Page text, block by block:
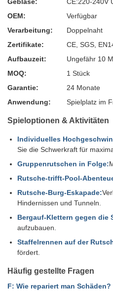
OEM:
Verfügbar
Verarbeitung:
Doppelnaht
Zertifikate:
CE, SGS,
Aufbauzeit:
Ungefähr 10
MOQ:
1 Stück
Garantie:
24 Monate
Anwendung:
Spielplatz im
Spieloptionen & Aktivitäten
Individuelles
Sie die Schwerkraft für
Gruppenrutschen in Folge:
Rutsche-trifft-Pool-
Rutsche-Burg-Eskapade:
Hindernissen und Tunneln.
Bergauf-Klettern gegen die
aufzubauen.
Staffelrennen auf der
fördert.
Häufig gestellte Fragen
F: Wie repariert man Schäden?